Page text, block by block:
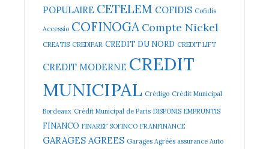
POPULAIRE CETELEM COFIDIS Cofidis
Accessio COFINOGA Compte Nickel
CREATIS CREDIPAR CREDIT DU NORD CREDIT LIFT
CREDIT MODERNE CREDIT
MUNICIPAL Crédigo Crédit Municipal
Bordeaux Crédit Municipal de Paris DISPONIS EMPRUNTIS
FINANCO FINAREF SOFINCO FRANFINANCE
GARAGES AGREES Garages Agréés assurance Auto